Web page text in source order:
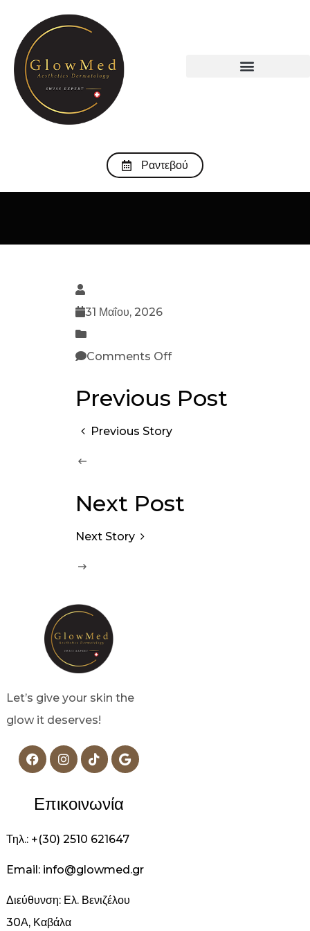
Ραντεβού
31 Μαΐου, 2026
Comments Off
Previous Post
Previous Story
Next Post
Next Story
Let’s give your skin the
glow it deserves!
Επικοινωνία
Τηλ.: +(30) 2510 621647
Email: info@glowmed.gr
Διεύθυνση: Ελ. Βενιζέλου
30Α, Καβάλα